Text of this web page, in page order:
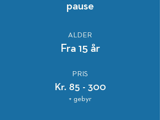
pause
ALDER
Fra 15 år
PRIS
Kr. 85 - 300
+ gebyr